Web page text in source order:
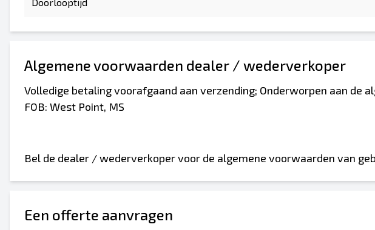
Algemene voorwaarden dealer / wederverkoper
Volledige betaling voorafgaand aan verzending; Onderworpen aan de
FOB: West Point, MS
Bel de dealer / wederverkoper voor de algemene voorwaarden van
Een offerte aanvragen
Voor-en achternaam
Stuur naar een vriend
Stuur vermelding naar e-mail